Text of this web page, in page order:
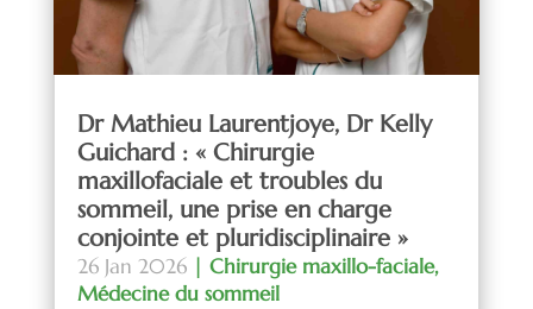
Dr Mathieu Laurentjoye, Dr Kelly
Guichard : « Chirurgie
maxillofaciale et troubles du
sommeil, une prise en charge
conjointe et pluridisciplinaire »
26 Jan 2026| Chirurgie maxillo-faciale,
Médecine du sommeil